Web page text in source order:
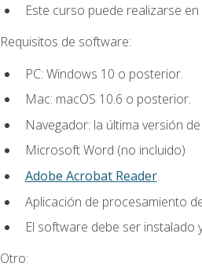
Este curso puede realizarse
Requisitos de software:
PC: Windows 10 o posterior.
Mac: macOS 10.6 o posterior.
Navegador: la última versión
Microsoft Word (no incluido)
Adobe Acrobat Reader.
Aplicación de procesamiento
El software debe ser instalado
Otro: